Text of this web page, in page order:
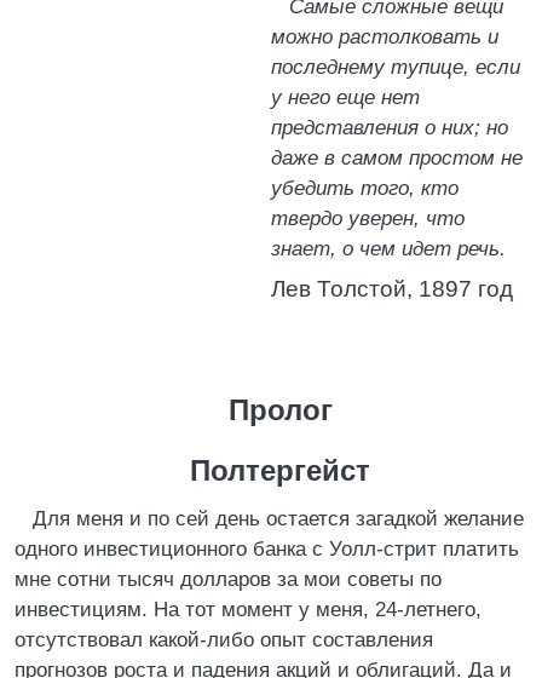
Самые сложные вещи
можно растолковать и
последнему тупице, если
у него еще нет
представления о них; но
даже в самом простом не
убедить того, кто
твердо уверен, что
знает, о чем идет речь.
Лев Толстой, 1897 год
Пролог
Полтергейст
Для меня и по сей день остается загадкой желание
одного инвестиционного банка с Уолл-стрит платить
мне сотни тысяч долларов за мои советы по
инвестициям. На тот момент у меня, 24-летнего,
отсутствовал какой-либо опыт составления
прогнозов роста и падения акций и облигаций. Да и